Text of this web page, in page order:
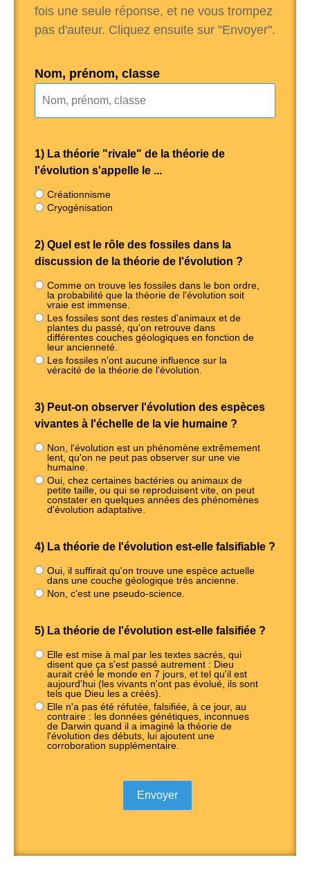
fois une seule réponse, et ne vous trompez
pas d'auteur. Cliquez ensuite sur "Envoyer".
Nom, prénom, classe
1) La théorie "rivale" de la théorie de
l'évolution s'appelle le ...
Créationnisme
Cryogénisation
2) Quel est le rôle des fossiles dans la
discussion de la théorie de l'évolution ?
Comme on trouve les fossiles dans le bon ordre,
la probabilité que la théorie de l'évolution soit
vraie est immense.
Les fossiles sont des restes d'animaux et de
plantes du passé, qu'on retrouve dans
différentes couches géologiques en fonction de
leur ancienneté.
Les fossiles n'ont aucune influence sur la
véracité de la théorie de l'évolution.
3) Peut-on observer l'évolution des espèces
vivantes à l'échelle de la vie humaine ?
Non, l'évolution est un phénomène extrêmement
lent, qu'on ne peut pas observer sur une vie
humaine.
Oui, chez certaines bactéries ou animaux de
petite taille, ou qui se reproduisent vite, on peut
constater en quelques années des phénomènes
d'évolution adaptative.
4) La théorie de l'évolution est-elle falsifiable ?
Oui, il suffirait qu'on trouve une espèce actuelle
dans une couche géologique très ancienne.
Non, c'est une pseudo-science.
5) La théorie de l'évolution est-elle falsifiée ?
Elle est mise à mal par les textes sacrés, qui
disent que ça s'est passé autrement : Dieu
aurait créé le monde en 7 jours, et tel qu'il est
aujourd'hui (les vivants n'ont pas évolué, ils sont
tels que Dieu les a créés).
Elle n'a pas été réfutée, falsifiée, à ce jour, au
contraire : les données génétiques, inconnues
de Darwin quand il a imaginé la théorie de
l'évolution des débuts, lui ajoutent une
corroboration supplémentaire.